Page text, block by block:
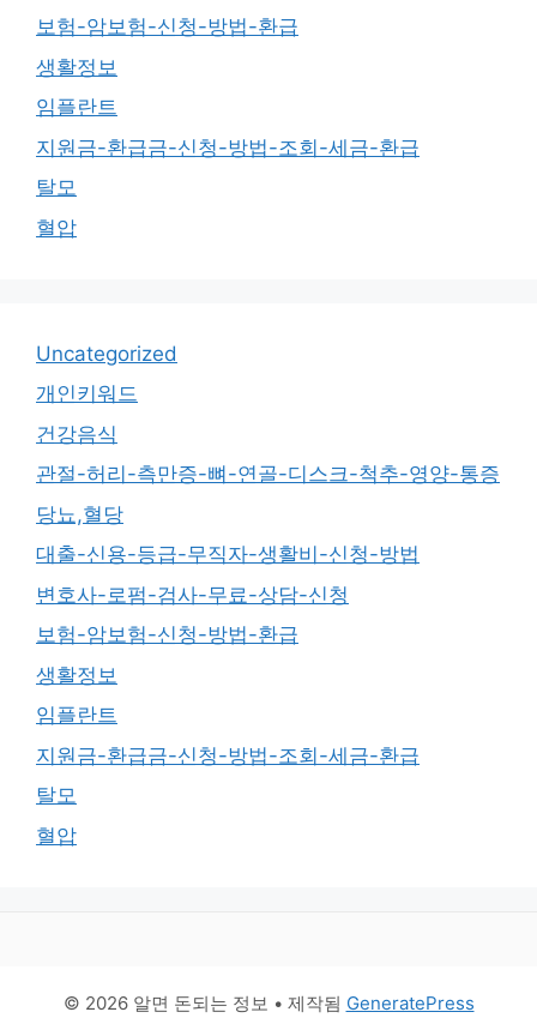
보험-암보험-신청-방법-환급
생활정보
임플란트
지원금-환급금-신청-방법-조회-세금-환급
탈모
혈압
Uncategorized
개인키워드
건강음식
관절-허리-측만증-뼈-연골-디스크-척추-영양-통증
당뇨,혈당
대출-신용-등급-무직자-생활비-신청-방법
변호사-로펌-검사-무료-상담-신청
보험-암보험-신청-방법-환급
생활정보
임플란트
지원금-환급금-신청-방법-조회-세금-환급
탈모
혈압
© 2026 알면 돈되는 정보 • 제작됨 GeneratePress